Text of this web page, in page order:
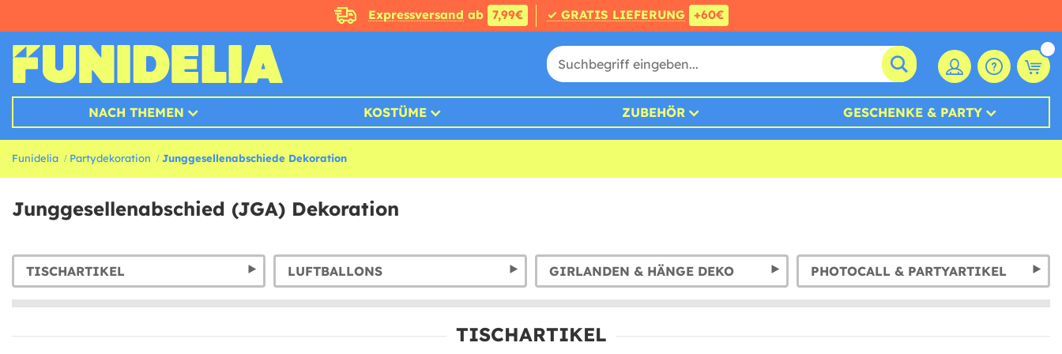
Expressversand ab 7,99€ ✓ GRATIS LIEFERUNG +60€
NACH THEMEN KOSTÜME ZUBEHÖR GESCHENKE & PARTY
Funidelia Partydekoration Junggesellenabschiede Dekoration
Junggesellenabschied (JGA) Dekoration
TISCHARTIKEL LUFTBALLONS GIRLANDEN & HÄNGE DEKO PHOTOCALL & PARTYARTIKEL
TISCHARTIKEL